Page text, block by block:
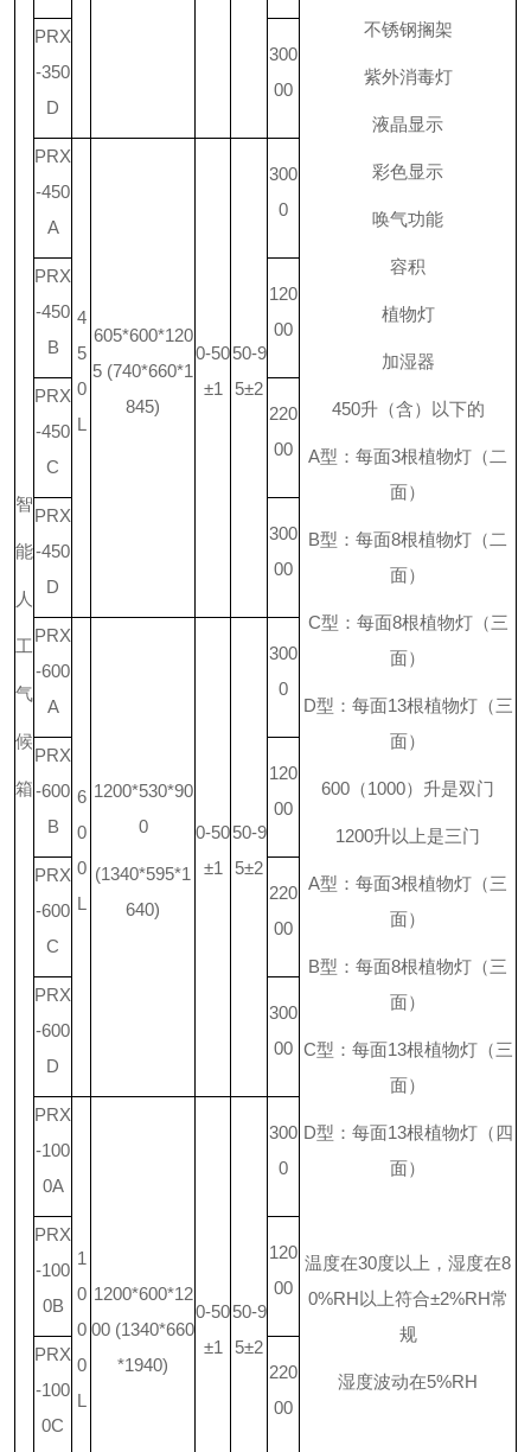
智
能
人
工
气
候
箱
不锈钢搁架
紫外消毒灯
液晶显示
彩色显示
唤气功能
容积
植物灯
加湿器
450升（含）以下的
A型：每面3根植物灯（二
面）
B型：每面8根植物灯（二
面）
C型：每面8根植物灯（三
面）
D型：每面13根植物灯（三
面）
600 （1000）升是双门
1200升以上是三门
A型：每面3根植物灯（三
面）
B型：每面8根植物灯（三
面）
C型：每面13根植物灯（三
面）
D型：每面13根植物灯（四
面）
温度在30度以上，湿度在8
0%RH以上符合±2%RH常
规
湿度波动在5%RH
PRX
-350
D
300
00
PRX
-450
A
4
5
0
L
605*600*120
5 (740*660*1
845)
0-50
±1
50-9
5±2
300
0
PRX
-450
B
120
00
PRX
-450
C
220
00
PRX
-450
D
300
00
PRX
-600
A
6
0
0
L
1200*530*90
0
(1340*595*1
640)
0-50
±1
50-9
5±2
300
0
PRX
-600
B
120
00
PRX
-600
C
220
00
PRX
-600
D
300
00
PRX
-100
0A
1
0
0
0
L
1200*600*12
00 (1340*660
*1940)
0-50
±1
50-9
5±2
300
0
PRX
-100
0B
120
00
PRX
-100
0C
220
00